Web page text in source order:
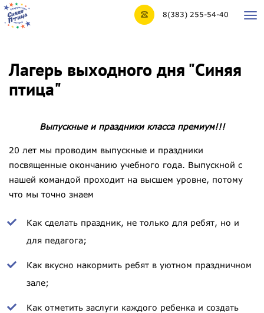
8(383) 255-54-40
Лагерь выходного дня "Синяя
птица"
Выпускные и праздники класса премиум!!!
20 лет мы проводим выпускные и праздники
посвященные окончанию учебного года. Выпускной с
нашей командой проходит на высшем уровне, потому
что мы точно знаем
Как сделать праздник, не только для ребят, но и
для педагога;
Как вкусно накормить ребят в уютном праздничном
зале;
Как отметить заслуги каждого ребенка и создать